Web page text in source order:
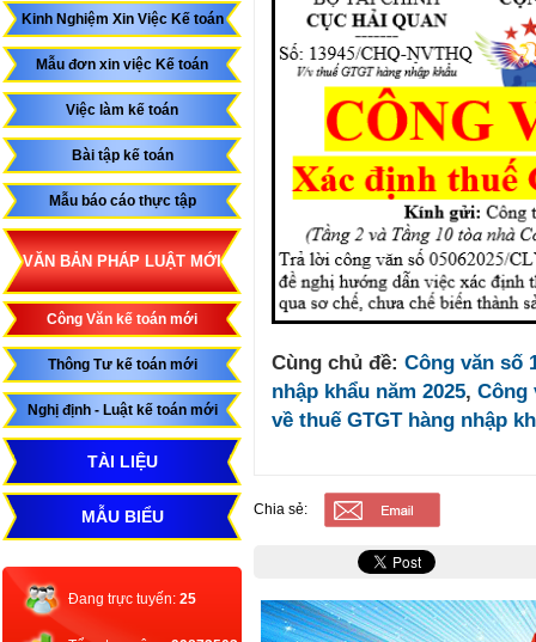
Kinh Nghiệm Xin Việc Kế toán
Mẫu đơn xin việc Kế toán
Việc làm kế toán
Bài tập kế toán
Mẫu báo cáo thực tập
VĂN BẢN PHÁP LUẬT MỚI
Công Văn kế toán mới
Thông Tư kế toán mới
Nghị định - Luật kế toán mới
TÀI LIỆU
MẪU BIỂU
Đang trực tuyến: 25
Cùng chủ đề: Công văn số
nhập khẩu năm 2025, Công
về thuế GTGT hàng nhập
Chia sẻ: